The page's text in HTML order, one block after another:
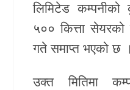
स्वास्थ्य
लिमिटेड
५०० कित्ता
गते समाप्त भएको छ ।
उक्त मितिमा